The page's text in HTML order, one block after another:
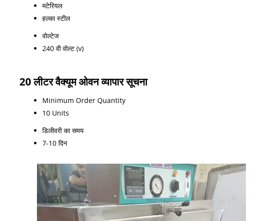
मटेरियल
हल्का स्टील
वोल्टेज
240 वी वोल्ट (v)
20 लीटर वैक्यूम ओवन व्यापार सूचना
Minimum Order Quantity
10 Units
डिलीवरी का समय
7-10 दिन